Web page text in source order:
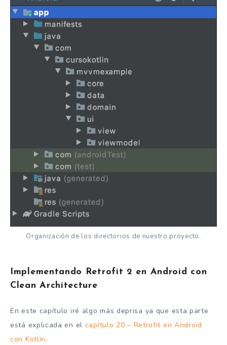
Organización de los directorios de nuestro proyecto.
Implementando Retrofit 2 en Android con
Clean Architecture
En este capítulo iré algo más deprisa ya que esta parte
está explicada en el capítulo 20 – Retrofit en Android
con Kotlin.